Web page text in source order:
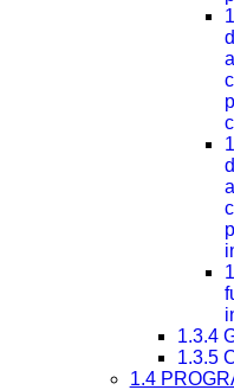
1.3.4
1.3.5
1.4